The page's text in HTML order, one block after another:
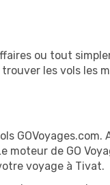
ou tout
les vols les
GOVoyages.com.
de GO
voyage à Tivat.